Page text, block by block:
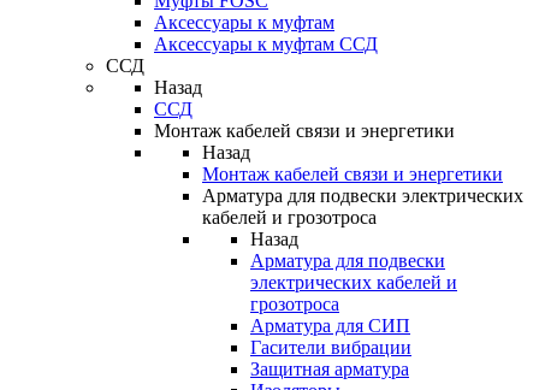
Аксессуары к муфтам
Аксессуары к муфтам ССД
ССД
Назад
ССД
Монтаж кабелей связи и энергетики
Назад
Монтаж кабелей связи и энергетики
Арматура для подвески электрических
кабелей и грозотроса
Назад
Арматура для подвески
электрических кабелей и
грозотроса
Арматура для СИП
Гасители вибрации
Защитная арматура